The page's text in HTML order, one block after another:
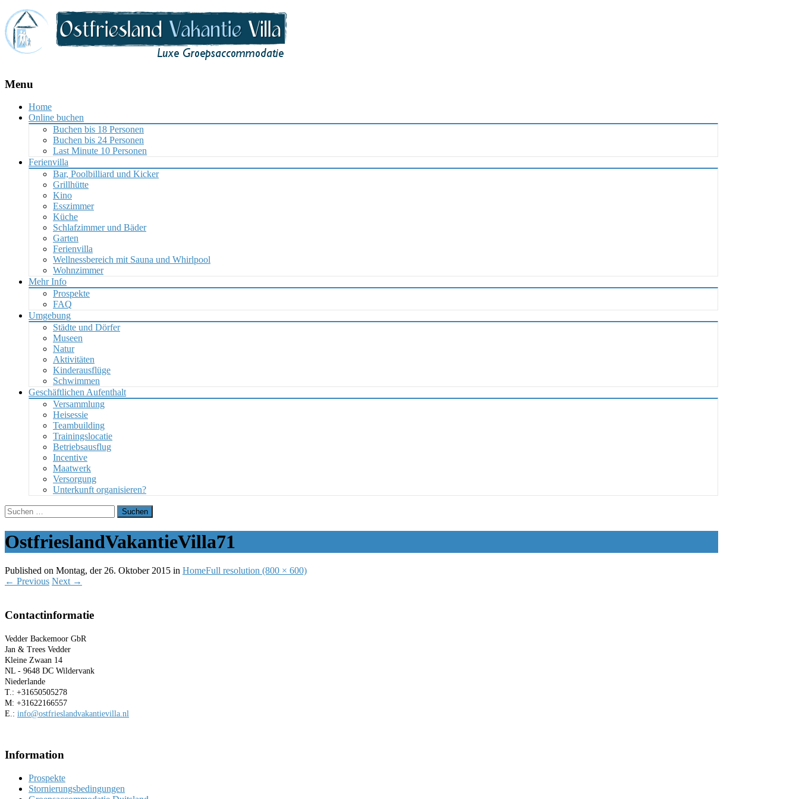
Menu
Skip
content
Home
Online buchen
Buchen bis 18 Personen
Buchen bis 24 Personen
Last Minute 10 Personen
Ferienvilla
Bar, Poolbilliard und Kicker
Grillhütte
Kino
Esszimmer
Küche
Schlafzimmer und Bäder
Garten
Ferienvilla
Wellnessbereich mit Sauna und Whirlpool
Wohnzimmer
Mehr Info
Prospekte
FAQ
Umgebung
Städte und Dörfer
Museen
Natur
Aktivitäten
Kinderausflüge
Schwimmen
Geschäftlichen Aufenthalt
Versammlung
Heisessie
Teambuilding
Trainingslocatie
Betriebsausflug
Incentive
Maatwerk
Versorgung
Unterkunft organisieren?
Suchen
nach:
OstfrieslandVakantieVilla71
Published on Montag, der 26. Oktober 2015 in HomeFull resolution (800 × 600)
← Previous Next →
Contactinformatie
Vedder Backemoor GbR
Jan & Trees Vedder
Kleine Zwaan 14
NL - 9648 DC Wildervank
Niederlande
T.: +31650505278
M: +31622166557
E.: info@ostfrieslandvakantievilla.nl
Information
Prospekte
Stornierungsbedingungen